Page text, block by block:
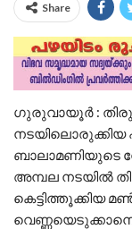
Share
ഗുരുവായൂർ :
നടയിലൊരുക്കിയ
ബാലാമണിയുടെ
അമ്പല നടയില്‍
കെട്ടിത്തൂക്കിയ